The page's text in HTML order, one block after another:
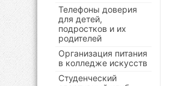
Телефоны доверия
для детей,
подростков и их
родителей
Организация питания
в колледже искусств
Студенческий